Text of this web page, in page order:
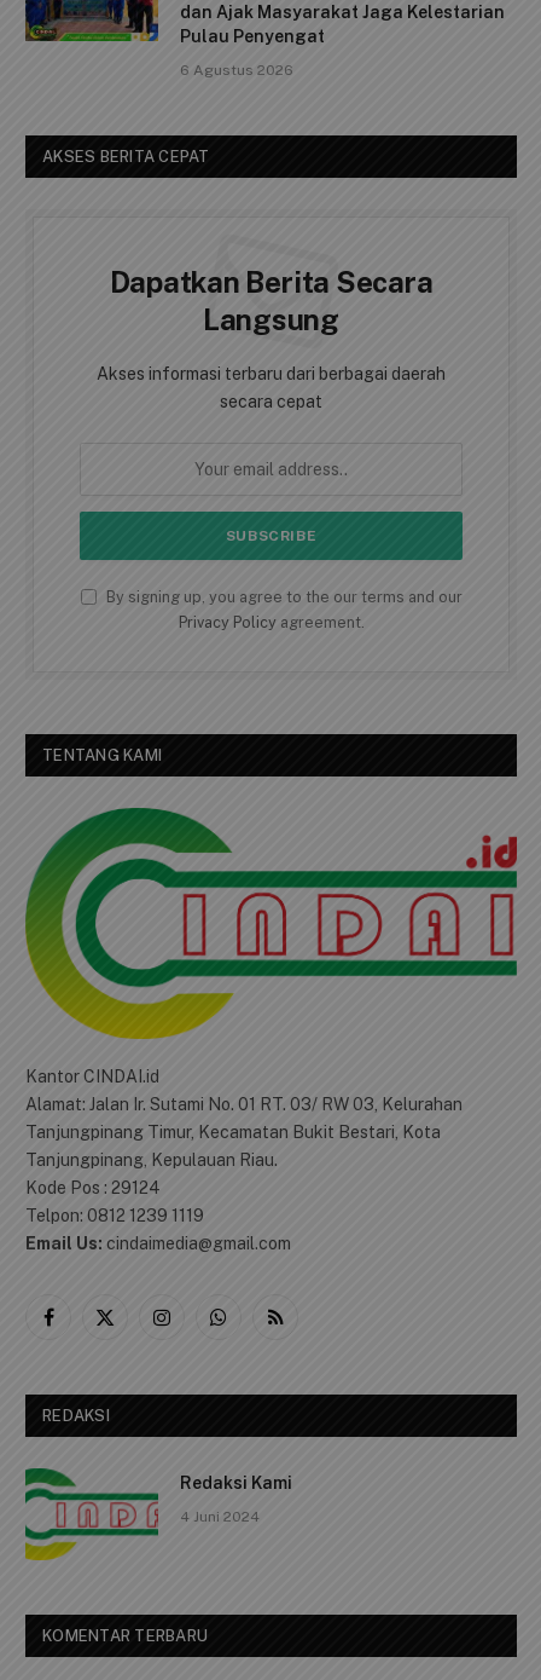
dan Ajak Masyarakat Jaga Kelestarian
Pulau Penyengat
6 Agustus 2026
AKSES BERITA CEPAT
Dapatkan Berita Secara
Langsung
Akses informasi terbaru dari berbagai daerah
secara cepat
By signing up, you agree to the our terms and our
Privacy Policyagreement.
TENTANG KAMI
Kantor CINDAI.id
Alamat: Jalan Ir. Sutami No. 01 RT. 03/ RW 03, Kelurahan
Tanjungpinang Timur, Kecamatan Bukit Bestari, Kota
Tanjungpinang, Kepulauan Riau.
Kode Pos : 29124
Telpon: 0812 1239 1119
Email Us: cindaimedia@gmail.com
Facebook
X
InstagramWhatsApp
RSS
REDAKSI
Redaksi Kami
4 Juni 2024
KOMENTAR TERBARU